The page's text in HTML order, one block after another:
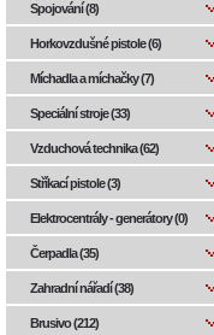
Spojování (8)
Horkovzdušné pistole (6)
Míchadla a míchačky (7)
Speciální stroje (33)
Vzduchová technika (62)
Stříkací pistole (3)
Elektrocentrály - generátory (0)
Čerpadla (35)
Zahradní nářadí (38)
Brusivo (212)